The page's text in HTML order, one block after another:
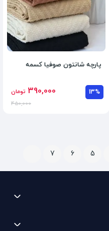
پارچه شانتون صوفیا کسمه
13%
390,000 تومان
450,000
5
6
7